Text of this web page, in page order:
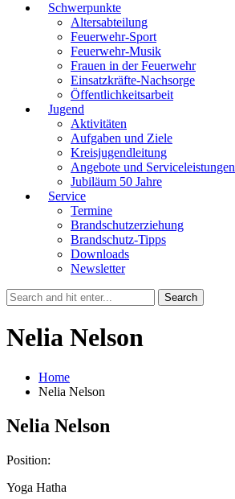
Schwerpunkte
Altersabteilung
Feuerwehr-Sport
Feuerwehr-Musik
Frauen in der Feuerwehr
Einsatzkräfte-Nachsorge
Öffentlichkeitsarbeit
Jugend
Aktivitäten
Aufgaben und Ziele
Kreisjugendleitung
Angebote und Serviceleistungen
Jubiläum 50 Jahre
Service
Termine
Brandschutzerziehung
Brandschutz-Tipps
Downloads
Newsletter
Nelia Nelson
Home
Nelia Nelson
Nelia Nelson
Position:
Yoga Hatha